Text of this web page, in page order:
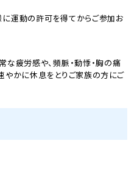
運動の許可を得てからご参加お
な疲労感や、頻脈・動悸・胸の痛
やかに休息をとりご家族の方にご